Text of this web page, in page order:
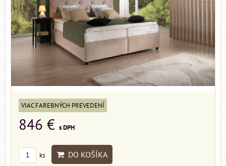
VIAC FAREBNÝCH PREVEDENÍ
846 € s DPH
ks DO KOŠÍKA